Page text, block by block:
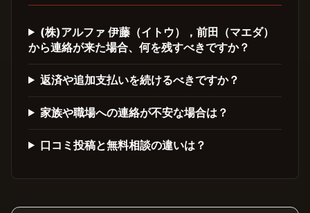
(株)アルファ 伊藤（イトウ），前田（マエダ）
から連絡が来た場合、何を残すべきですか？
返済や追加支払いを続けるべきですか？
家族や職場への連絡が不安な場合は？
口コミ投稿と無料相談の違いは？